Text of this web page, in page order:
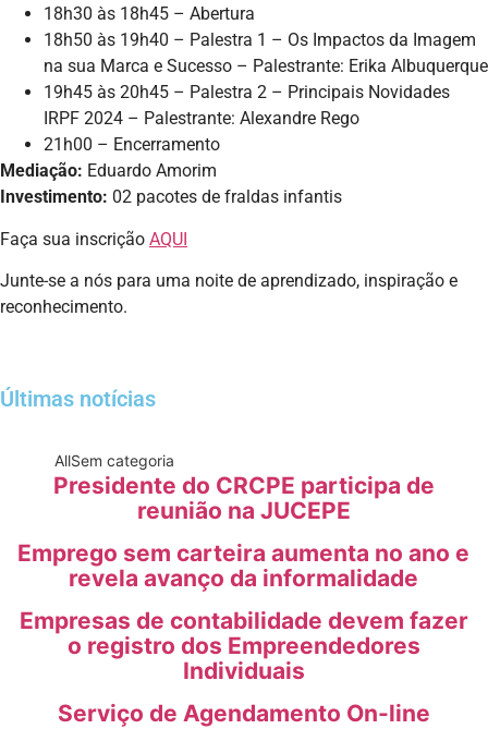
18h30 às 18h45 – Abertura
18h50 às 19h40 – Palestra 1 – Os Impactos da Imagem
na sua Marca e Sucesso – Palestrante: Erika Albuquerque
19h45 às 20h45 – Palestra 2 – Principais Novidades
IRPF 2024 – Palestrante: Alexandre Rego
21h00 – Encerramento
Mediação: Eduardo Amorim
Investimento: 02 pacotes de fraldas infantis
Faça sua inscrição AQUI
Junte-se a nós para uma noite de aprendizado, inspiração e
reconhecimento.
Últimas notícias
AllSem categoria
Presidente do CRCPE participa de
reunião na JUCEPE
Emprego sem carteira aumenta no ano e
revela avanço da informalidade
Empresas de contabilidade devem fazer
o registro dos Empreendedores
Individuais
Serviço de Agendamento On-line